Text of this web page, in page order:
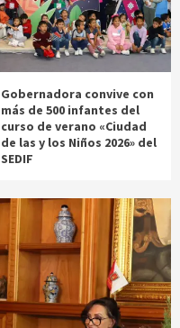
Gobernadora convive con
más de 500 infantes del
curso de verano «Ciudad
de las y los Niños 2026» del
SEDIF